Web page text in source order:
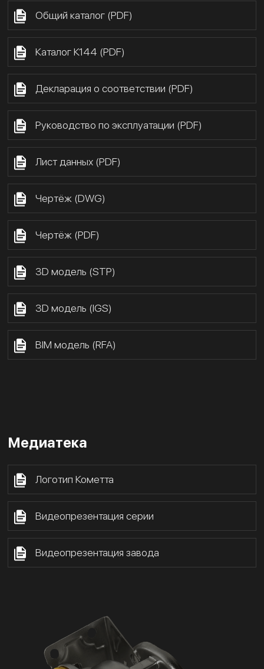
Общий каталог (PDF)
Каталог К144 (PDF)
Декларация о соответствии (PDF)
Руководство по эксплуатации (PDF)
Лист данных (PDF)
Чертёж (DWG)
Чертёж (PDF)
3D модель (STP)
3D модель (IGS)
BIM модель (RFA)
Медиатека
Логотип Кометта
Видеопрезентация серии
Видеопрезентация завода